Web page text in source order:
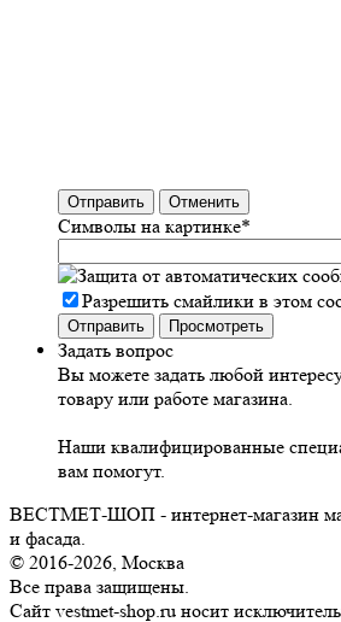
Отправить Отменить
Символы на картинке*
Разрешить смайлики в этом
Задать вопрос
Вы можете задать любой
товару или работе магазина.
Наши квалифицированные
вам помогут.
ВЕСТМЕТ-ШОП - интернет-магазин
и фасада.
© 2016-2026, Москва
Все права защищены.
Сайт vestmet-shop.ru носит